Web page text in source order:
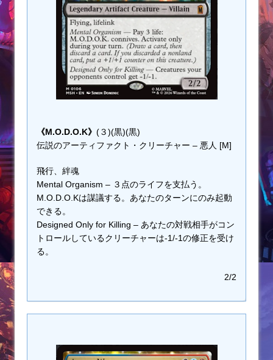
《M.O.D.O.K》 (３)(黒)(黒)
伝説のアーティファクト・クリーチャー – 悪人 [M]
飛行、絆魂
Mental Organism – ３点のライフを支払う。
M.O.D.O.Kは謀議する。あなたのターンにのみ起動
できる。
Designed Only for Killing – あなたの対戦相手がコン
トロールしているクリーチャーは-1/-1の修正を受け
る。
2/2